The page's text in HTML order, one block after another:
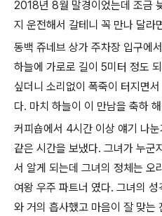
2018년 8월 말경이었는데 조금
지 운전해서 갈테니 꼭 만나 달라
동백 쥬네브 상가 주차장 입구에
하늘에 가로로 길이 5미터 정도
싶더니 소리없이 폭죽이 터지면
다. 마치 하늘이 이 만남을 축하
커피숍에서 4시간 이상 얘기 나
같은 시간을 보냈다. 그녀가 누군
서 알게 되는데 그녀의 정체는 오
여왕 우주 파트너 였다. 그녀의
와 거의 흡사했고 마음이 잘 맞는